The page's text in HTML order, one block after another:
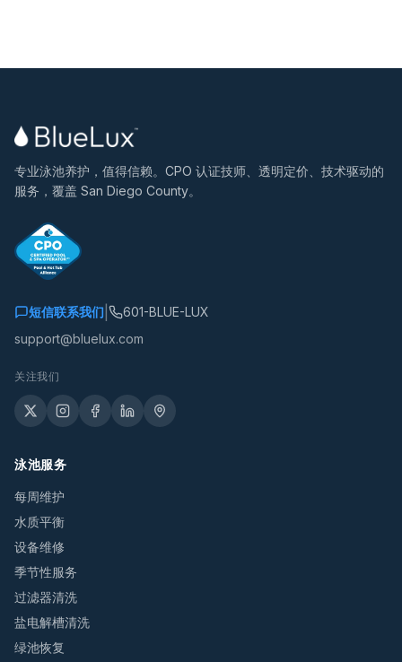
专业泳池养护，值得信赖。CPO 认证技师、透明定价、技术驱动的
服务，覆盖 San Diego County。
短信联系我们
601-BLUE-LUX
support@bluelux.com
关注我们
泳池服务
每周维护
水质平衡
设备维修
季节性服务
过滤器清洗
盐电解槽清洗
绿池恢复